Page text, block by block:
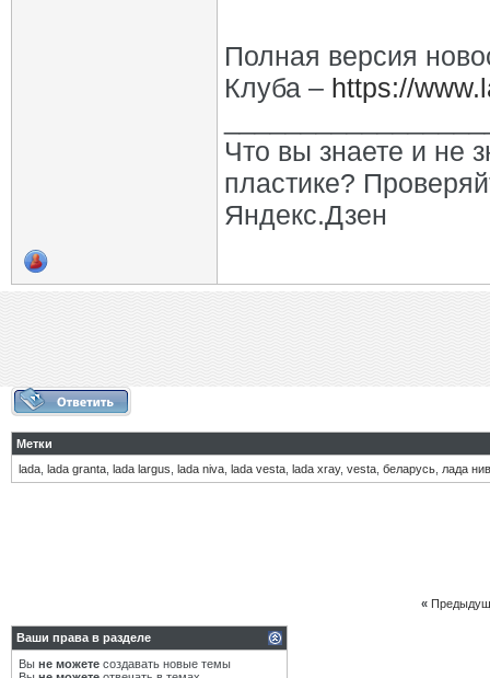
Полная версия
Клуба – https://
Что вы знаете и не
пластике?
Яндекс.Дзен
Метки
lada lada granta lada largus lada niva lada vesta lada xray, vesta беларусь лада
«
Ваши права в разделе
Вы не можете создавать новые темы